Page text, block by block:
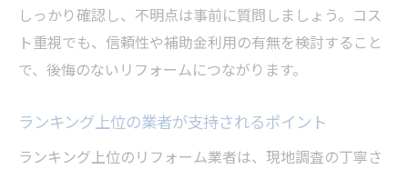
しっかり確認し、不明点は事前に質問しましょう。コス
ト重視でも、信頼性や補助金利用の有無を検討すること
で、後悔のないリフォームにつながります。
ランキング上位の業者が支持されるポイント
ランキング上位のリフォーム業者は、現地調査の丁寧さ